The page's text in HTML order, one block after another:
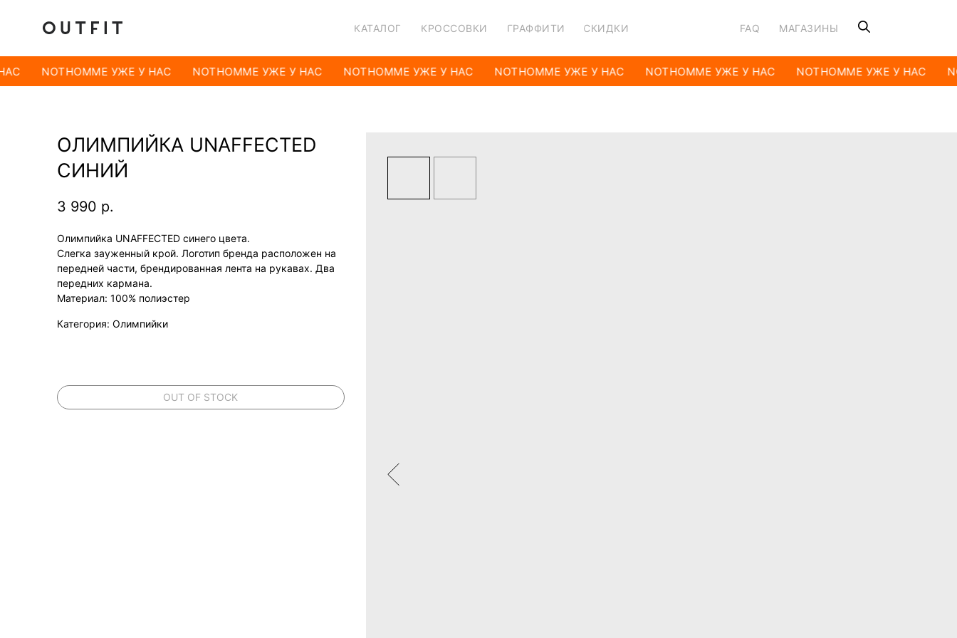
КАТАЛОГ КРОССОВКИ ГРАФФИТИ СКИДКИ FAQ МАГАЗИНЫ
NOTHOMME УЖЕ У НАС NOTHOMME УЖЕ У НАС NOTHOMME УЖЕ У НАС NOTHOMME УЖЕ У НАС NOTHOMME УЖЕ У НАС NOTHOMME УЖЕ У НАС
ОЛИМПИЙКА UNAFFECTED
СИНИЙ
3 990 р.
OUT OF STOCK
Олимпийка UNAFFECTED синего цвета.
Слегка зауженный крой. Логотип бренда расположен на
передней части, брендированная лента на рукавах. Два
передних кармана.
Материал: 100% полиэстер
Категория: Олимпийки